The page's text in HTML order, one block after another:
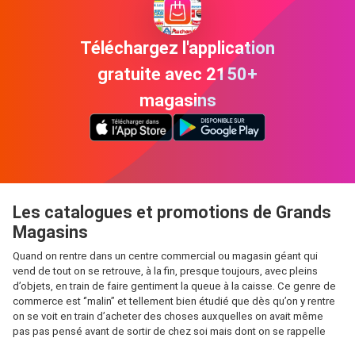
Téléchargez l'application
gratuite avec 2150+
magasins
Les catalogues et promotions de Grands
Magasins
Quand on rentre dans un centre commercial ou magasin géant qui
vend de tout on se retrouve, à la fin, presque toujours, avec pleins
d’objets, en train de faire gentiment la queue à la caisse. Ce genre de
commerce est ‘’malin’’ et tellement bien étudié que dès qu’on y rentre
on se voit en train d’acheter des choses auxquelles on avait même
pas pas pensé avant de sortir de chez soi mais dont on se rappelle